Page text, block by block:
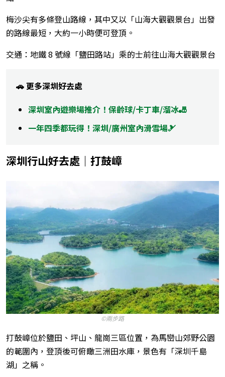
梅沙尖有多條登山路線，其中又以「山海大觀觀景台」出發
的路線最短，大約一小時便可登頂。
交通：地鐵 8 號線「鹽田路站」乘的士前往山海大觀觀景台
🚗 更多深圳好去處
深圳室內遊樂場推介！保齡球/卡丁車/溜冰🎳
一年四季都玩得！深圳/廣州室內滑雪場🎿
深圳行山好去處｜打鼓嶂
©兩步路
打鼓嶂位於鹽田、坪山、龍崗三區位置，為馬巒山郊野公園
的範圍內，登頂後可俯瞰三洲田水庫，景色有「深圳千島
湖」之稱。